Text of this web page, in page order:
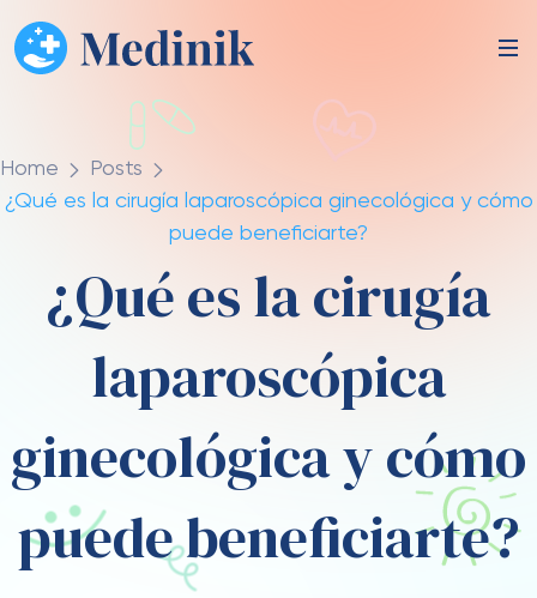
Home
Posts
¿Qué es la cirugía laparoscópica ginecológica y cómo
puede beneficiarte?
¿Qué es la cirugía
laparoscópica
ginecológica y cómo
puede beneficiarte?